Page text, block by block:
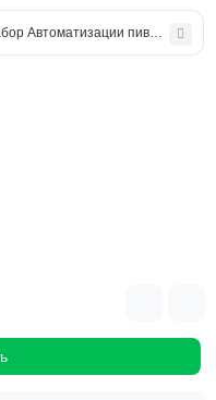
Автоматизации пивного